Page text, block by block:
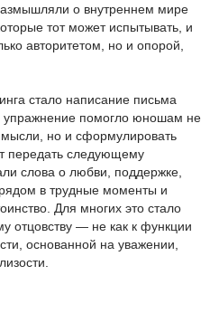
о внутреннем мире
тот может испытывать, и
авторитетом, но и опорой,
стало написание письма
помогло юношам не
мысли, но и сформулировать
передать следующему
слова о любви, поддержке,
в трудные моменты и
Для многих это стало
отцовству — не как к функции
основанной на уважении,